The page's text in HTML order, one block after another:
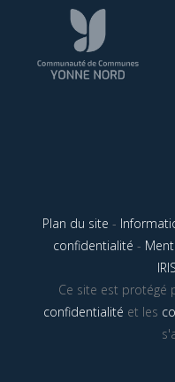
Plan du site -
confidentialité -
Ce site est protégé
confidentialité et les